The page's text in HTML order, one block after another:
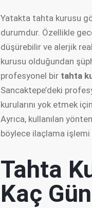
Yatakta tahta kurusu
durumdur. Özellikle
düşürebilir ve alerjik
kurusu olduğundan
profesyonel bir tahta
Sancaktepe’deki
kurularını yok etmek için
Ayrıca, kullanılan
böylece ilaçlama işlemi
Tahta
Kaç